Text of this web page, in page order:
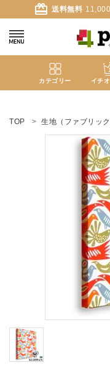
card_giftcard 送料無料
カテゴリー イチ
ようこそ ゲスト 様
カテゴリーから探す
ガイドライン
TOP 生地（ファブリック